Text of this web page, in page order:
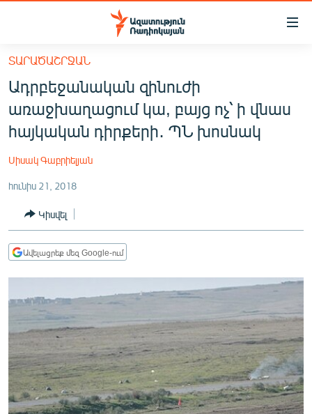
Մատչելիության
հիմնական
բովանդակությանը
հիմնական
մենյուին
ՀԱՅԱՍՏԱՆ
ՔԱՂԱՔԱԿԱՆ
ՏՆՏԵՍՈՒԹՅՈՒՆ
ՂԱՐԱԲԱՂ
ՏԱՐԱԾԱՇՐՋԱՆ
ՄԻՋԱԶԳԱՅԻՆ
ՄՇԱԿՈՒՅԹ
ՍՊՈՐՏ
ՄԵԿՆԱԲԱՆՈՒԹՅՈՒՆ
ՏԱՐԱԾԱՇՐՋԱՆ
Ադրբեջանական զինուժի
առաջխաղացում կա, բայց ոչ՝ ի վնաս
հայկական դիրքերի․ ՊՆ խոսնակ
Սիսակ Գաբրիելյան
հունիս 21, 2018
Կիսվել
Ավելացրեք մեզ Google-ում